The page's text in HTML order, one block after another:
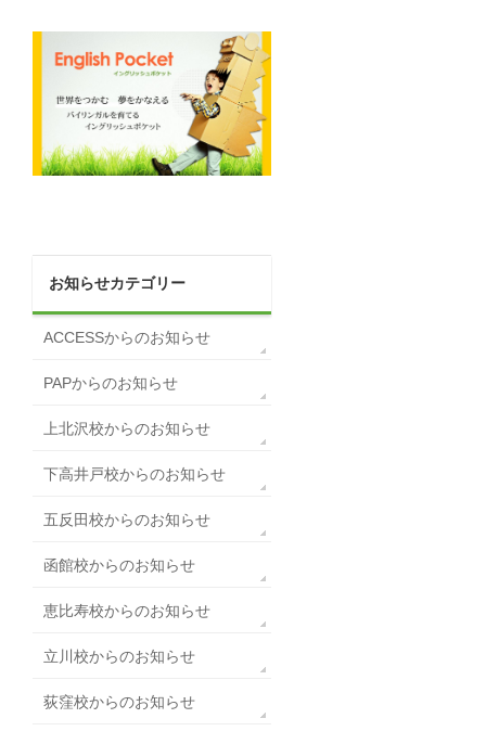
お知らせカテゴリー
ACCESSからのお知らせ
PAPからのお知らせ
上北沢校からのお知らせ
下高井戸校からのお知らせ
五反田校からのお知らせ
函館校からのお知らせ
恵比寿校からのお知らせ
立川校からのお知らせ
荻窪校からのお知らせ